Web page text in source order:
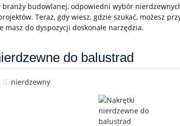
budowlanej, odpowiedni wybór
Teraz, gdy wiesz, gdzie szukać, możesz
masz do dyspozycji doskonałe narzędzia.
do balustrad
nierdzewny